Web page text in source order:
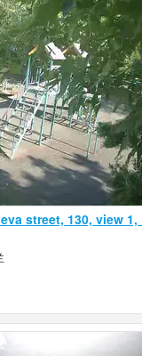
street, 130, view